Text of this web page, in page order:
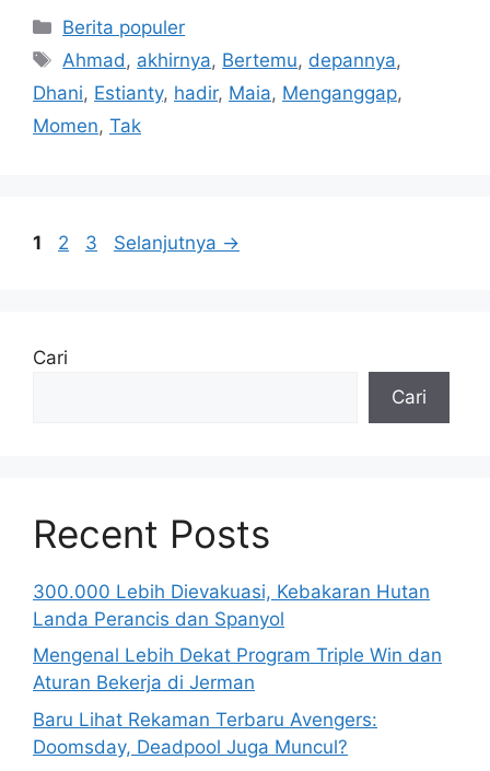
Kategori
Berita populer
Tag
Ahmad , akhirnya, Bertemu, depannya,
Dhani, Estianty, hadir, Maia, Menganggap,
Momen, Tak
Halaman
1 Halaman
2 Halaman
3 Selanjutnya →
Cari
Cari
Recent Posts
300.000 Lebih Dievakuasi, Kebakaran Hutan
Landa Perancis dan Spanyol
Mengenal Lebih Dekat Program Triple Win dan
Aturan Bekerja di Jerman
Baru Lihat Rekaman Terbaru Avengers:
Doomsday, Deadpool Juga Muncul?